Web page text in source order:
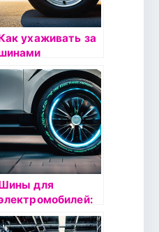
ухаживать за
советы и
для
и